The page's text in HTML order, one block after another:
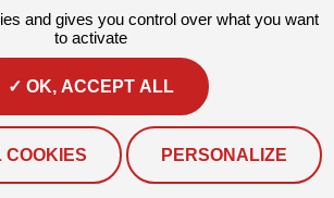
Assemblée générale des
contre les arnaques
CFDT d’Eure-et-Loir a tenu son...
and gives you control over what you want
to activate
OK, ACCEPT ALL
COOKIES PERSONALIZE